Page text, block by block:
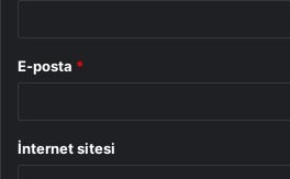
E-posta *
İnternet sitesi